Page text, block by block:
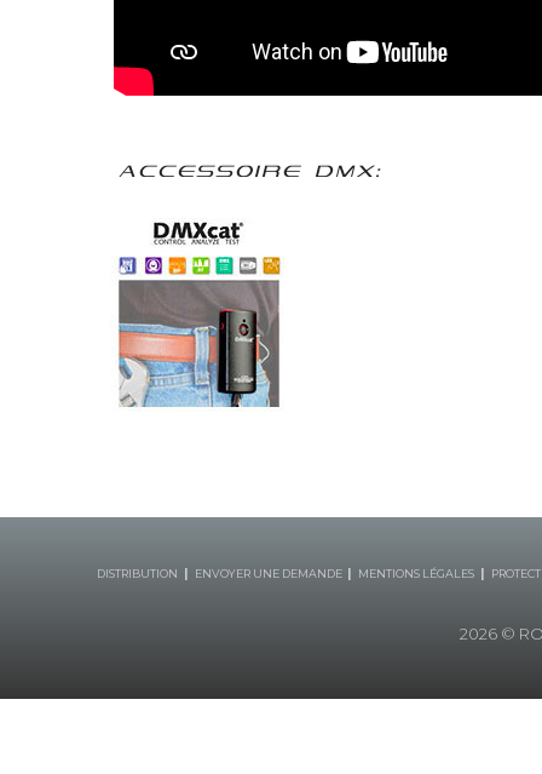
Accessoire DMX:
DISTRIBUTION | ENVOYER UNE DEMANDE | MENTIONS LÉGALES |
2026©